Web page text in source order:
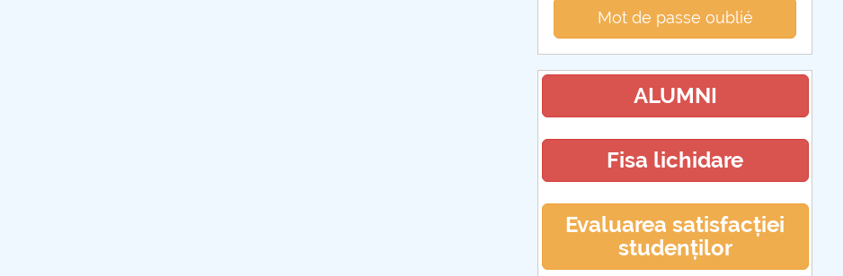
Mot de passe oublié
ALUMNI
Fisa lichidare
Evaluarea satisfacției
studenților